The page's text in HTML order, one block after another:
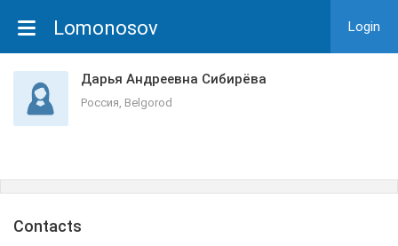
Lomonosov Login
Дарья Андреевна Сибирёва
Россия, Belgorod
Сontacts